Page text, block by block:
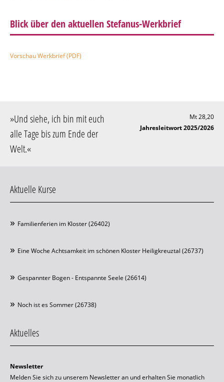
Blick über den aktuellen Stefanus-Werkbrief
Vorschau Werkbrief (PDF)
»Und siehe, ich bin mit euch
alle Tage bis zum Ende der
Welt.«
Mt 28,20
Jahresleitwort 2025/2026
Aktuelle Kurse
Familienferien im Kloster (26402)
Eine Woche Achtsamkeit im schönen Kloster Heiligkreuztal (26737)
Gespannter Bogen - Entspannte Seele (26614)
Noch ist es Sommer (26738)
Aktuelles
Newsletter
Melden Sie sich zu unserem Newsletter an und erhalten Sie monatlich